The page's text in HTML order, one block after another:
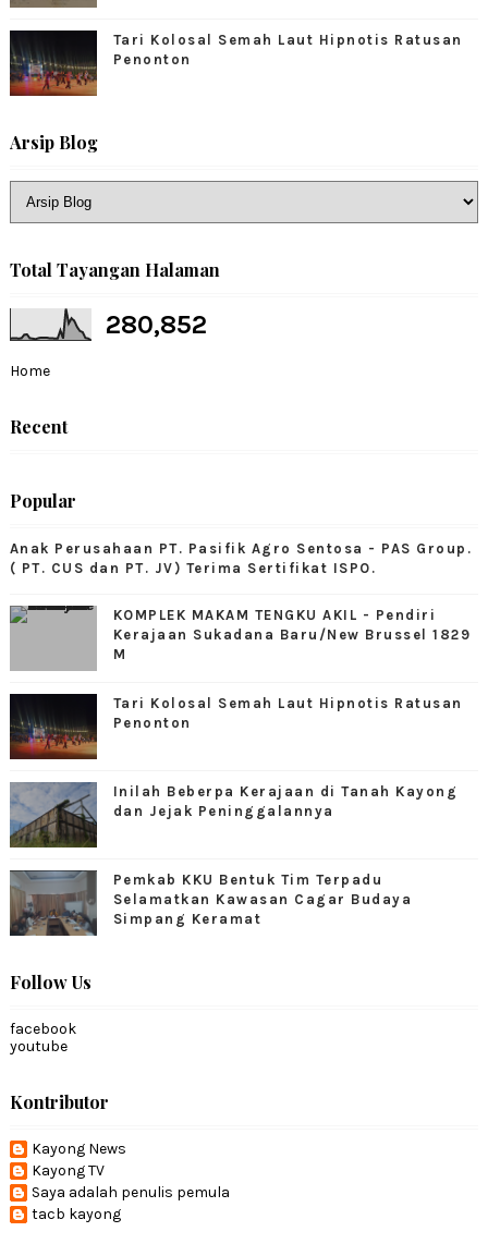
Tari Kolosal Semah Laut Hipnotis Ratusan
Penonton
Arsip Blog
Total Tayangan Halaman
280,852
Home
Recent
Popular
Anak Perusahaan PT. Pasifik Agro Sentosa - PAS Group.
( PT. CUS dan PT. JV) Terima Sertifikat ISPO.
KOMPLEK MAKAM TENGKU AKIL - Pendiri
Kerajaan Sukadana Baru/New Brussel 1829
M
Tari Kolosal Semah Laut Hipnotis Ratusan
Penonton
Inilah Beberpa Kerajaan di Tanah Kayong
dan Jejak Peninggalannya
Pemkab KKU Bentuk Tim Terpadu
Selamatkan Kawasan Cagar Budaya
Simpang Keramat
Follow Us
facebook
youtube
Kontributor
Kayong News
Kayong TV
Saya adalah penulis pemula
tacb kayong